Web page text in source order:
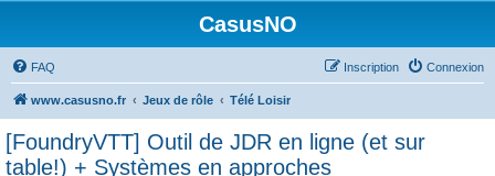
CasusNO
FAQ Connexion
Inscription
www.casusno.fr Jeux de rôle Télé Loisir
[FoundryVTT] Outil de JDR en ligne (et sur
table!) + Systèmes en approches